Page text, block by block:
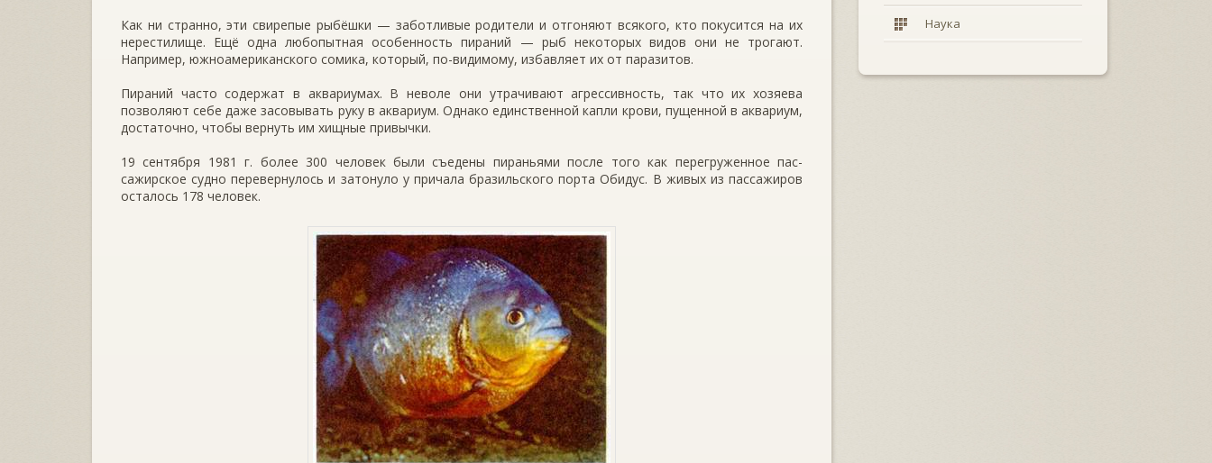
Как ни странно, эти свирепые рыбёшки — заботливые родители и отгоняют всякого, кто покусится на их
нерестилище. Ещё одна любо­пытная особенность пираний — рыб некоторых видов они не трогают.
Например, южноамери­канского сомика, который, по-видимому, избав­ляет их от паразитов.
Пираний часто содержат в аквариумах. В неволе они утрачивают агрессивность, так что их хозяева
позволяют себе даже засовывать руку в аквариум. Однако единственной капли крови, пущенной в аквариум,
достаточно, чтобы вер­нуть им хищные привычки.
19 сентября 1981 г. более 300 человек были съедены пираньями после того как перегруженное пас­
сажирское судно перевернулось и затонуло у причала бразильского порта Обидус. В живых из пассажиров
осталось 178 человек.
Наука